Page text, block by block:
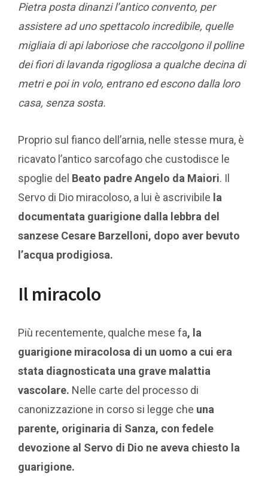
Pietra posta dinanzi l’antico convento, per
assistere ad uno spettacolo incredibile, quelle
migliaia di api laboriose che raccolgono il polline
dei fiori di lavanda rigogliosa a qualche decina di
metri e poi in volo, entrano ed escono dalla loro
casa, senza sosta.
Proprio sul fianco dell’arnia, nelle stesse mura, è
ricavato l’antico sarcofago che custodisce le
spoglie del Beato padre Angelo da Maiori. Il
Servo di Dio miracoloso, a lui è ascrivibile la
documentata guarigione dalla lebbra del
sanzese Cesare Barzelloni, dopo aver bevuto
l’acqua prodigiosa.
Il miracolo
Più recentemente, qualche mese fa, la
guarigione miracolosa di un uomo a cui era
stata diagnosticata una grave malattia
vascolare. Nelle carte del processo di
canonizzazione in corso si legge che una
parente, originaria di Sanza, con fedele
devozione al Servo di Dio ne aveva chiesto la
guarigione.